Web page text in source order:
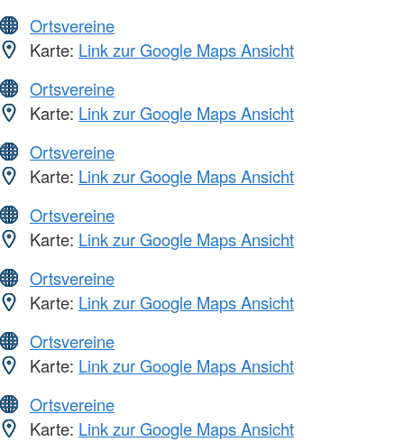
Ortsvereine
Karte: Link zur Google Maps Ansicht
Ortsvereine
Karte: Link zur Google Maps Ansicht
Ortsvereine
Karte: Link zur Google Maps Ansicht
Ortsvereine
Karte: Link zur Google Maps Ansicht
Ortsvereine
Karte: Link zur Google Maps Ansicht
Ortsvereine
Karte: Link zur Google Maps Ansicht
Ortsvereine
Karte: Link zur Google Maps Ansicht